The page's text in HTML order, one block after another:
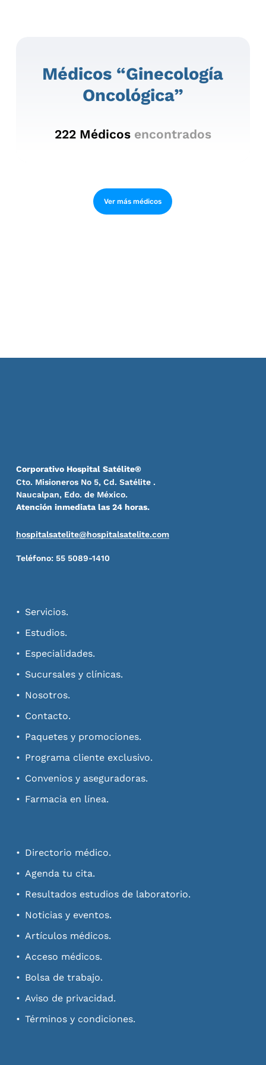
Médicos “ginecología
Oncológica”
222Médicos encontrados
Ver más médicos
Corporativo Hospital Satélite®
Cto. Misioneros No 5, Cd. Satélite .
Naucalpan, Edo. de México.
Atención inmediata las 24 horas.
hospitalsatelite@hospitalsatelite.com
Teléfono: 55 5089-1410
Servicios.
Estudios.
Especialidades.
Sucursales y clínicas.
Nosotros.
Contacto.
Paquetes y promociones.
Programa cliente exclusivo.
Convenios y aseguradoras.
Farmacia en línea.
Directorio médico.
Agenda tu cita.
Resultados estudios de laboratorio.
Noticias y eventos.
Artículos médicos.
Acceso médicos.
Bolsa de trabajo.
Aviso de privacidad.
Términos y condiciones.